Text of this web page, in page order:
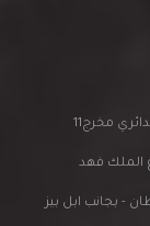
مخرج11
الملك فهد
- بجانب ابل بيز